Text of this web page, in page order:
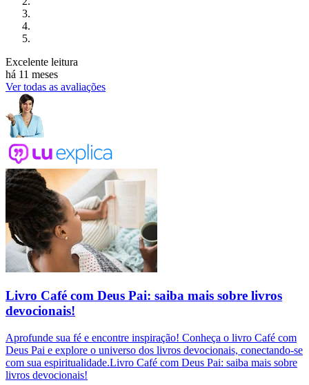
Excelente leitura
há 11 meses
Ver todas as avaliações
Livro Café com Deus Pai: saiba mais sobre livros
devocionais!
Aprofunde sua fé e encontre inspiração! Conheça o livro Café com
Deus Pai e explore o universo dos livros devocionais, conectando-se
com sua espiritualidade.Livro Café com Deus Pai: saiba mais sobre
livros devocionais!